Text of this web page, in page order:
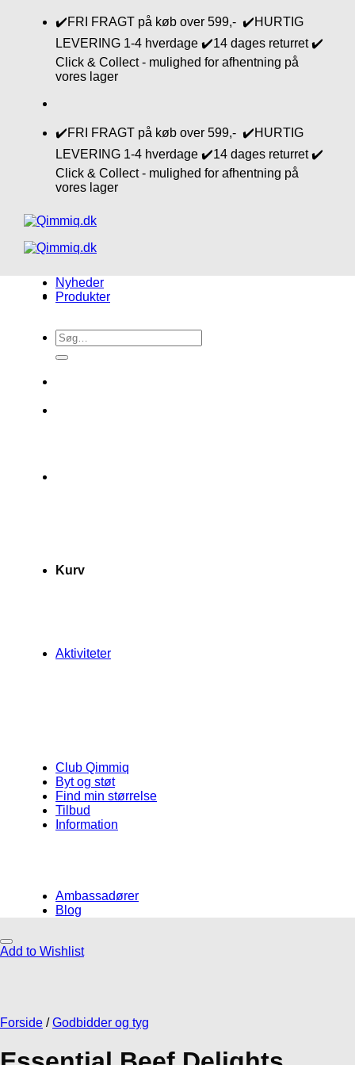
✔️FRI FRAGT på køb over 599,- ✔️HURTIG
LEVERING 1-4 hverdage ✔️14 dages returret ✔️
Click & Collect - mulighed for afhentning på
vores lager
✔️FRI FRAGT på køb over 599,- ✔️HURTIG
LEVERING 1-4 hverdage ✔️14 dages returret ✔️
Click & Collect - mulighed for afhentning på
vores lager
Søg
efter:
Kurv
Nyheder
Produkter
Aktiviteter
Club Qimmiq
Byt og støt
Find min størrelse
Tilbud
Information
Ambassadører
Blog
Måske kunne nogle af disse produkter
Add to Wishlist
Add to Wishlist
Add to Wishlist
Forside / Godbidder og tyg